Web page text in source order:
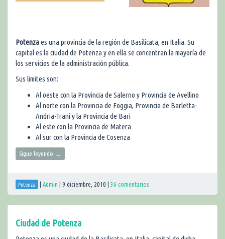
Potenzaes una provincia de la región de Basilicata, en Italia. Su
capital es la ciudad de Potenza y en ella se concentran la mayoría de
los servicios de la administración pública.
Sus limites son:
Al oeste con la Provincia de Salerno y Provincia de Avellino
Al norte con la Provincia de Foggia, Provincia de Barletta-
Andria-Trani y la Provincia de Bari
Al este con la Provincia de Matera
Al sur con la Provincia de Cosenza
Sigue leyendo →
Potenza | Admin | 9 diciembre, 2010 | 36 comentarios
Ciudad de Potenza